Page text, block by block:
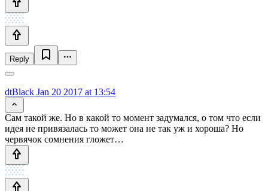
Reply
dtBlack Jan 20 2017 at 13:54
Сам такой же. Но в какой то момент задумался, о том что если
идея не привязалась то может она не так уж и хороша? Но
червячок сомнения гложет…